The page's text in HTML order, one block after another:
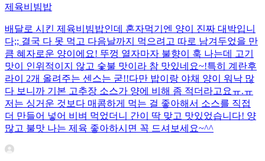
제육비빔밥
배달로 시킨 제육비빔밥인데 혼자먹기엔 양이 진짜 대박입니
다;; 결국 다 못 먹고 다음날까지 먹으려고 따로 남겨두었을 만
큼 혜자로운 양이에요! 뚜껑 열자마자 불향이 훅 나는데 고기
맛이 인위적이지 않고 숯불 맛이라 참 맛있네요~!특히 계란후
라이 2개 올려주는 센스는 굳!! ​다만 밥이랑 야채 양이 워낙 많
다 보니까 기본 고추장 소스가 양에 비해 좀 적더라고요ㅠ.ㅠ
저는 싱거운 것보다 매콤하게 먹는 걸 좋아해서 소스를 직접
더 만들어 넣어 비벼 먹었더니 간이 딱 맞고 맛있었습니다! 양
많고 불맛 나는 제육 좋아하시면 꼭 드셔보세요~^^